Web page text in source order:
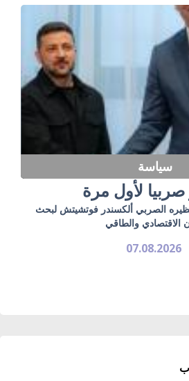
سياسة
لأول مرة
الصربي ألكسندر فوتشيتش لبحث
الاقتصادي والطاقي
07.08.2026